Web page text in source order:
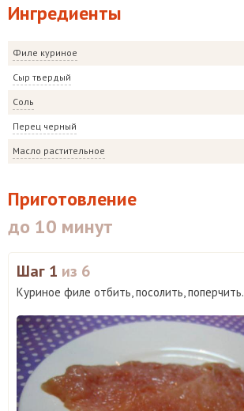
Ингредиенты
Филе куриное
Сыр твердый
Соль
Перец черный
Масло растительное
Приготовление
до 10 минут
Шаг 1 из 6
Куриное филе отбить, посолить, поперчить.